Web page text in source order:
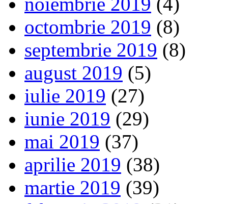
octombrie 2019 (8)
septembrie 2019 (8)
august 2019 (5)
iulie 2019 (27)
iunie 2019 (29)
mai 2019 (37)
aprilie 2019 (38)
martie 2019 (39)